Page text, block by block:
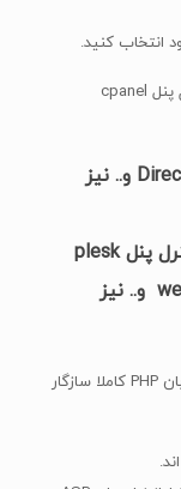
انتخاب کنید.
همان‌طور که ذکر شد کنترل پنل cpanel
اما می‌توانید از DirectAdmin, Kloxo, Zpanel و.. نیز
کاربرپسندترین کنترل پنل plesk
می‌باشد و شما می‌توانید از websitepanel و.. نیز
host لینوکس با زبان PHP کاملا سازگار